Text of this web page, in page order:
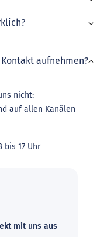
aufnehmen?
nicht:
auf allen Kanälen
bis 17 Uhr
mit uns aus